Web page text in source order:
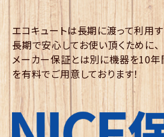
エコキュートは長期に渡って利用
長期で安心してお使い頂くために、
メーカー保証とは別に機器を10
を有料でご用意しております！